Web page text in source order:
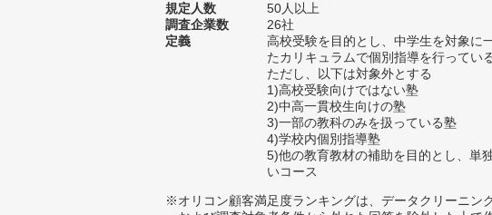
規定人数
50人以上
調査企業数
26社
定義
高校受験を目的とし、中学生を対象に
たカリキュラムで個別指導を行ってい
ただし、以下は対象外とする
1)高校受験向けではない塾
2)中高一貫校生向けの塾
3)一部の教科のみを扱っている塾
4)学校内個別指導塾
5)他の教育教材の補助を目的とし、単
いコース
※オリコン顧客満足度ランキングは、データクリーニン